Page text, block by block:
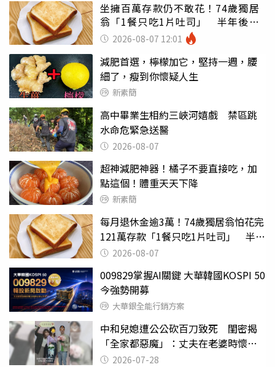
坐擁百萬存款仍不敢花！74歲獨居
翁「1餐只吃1片吐司」 半年後暴
瘦嚇壞女兒
2026-08-07 12:01
減肥首選，檸檬加它，堅持一週，腰
細了，瘦到你懷疑人生
新素簡
高中畢業生相約三峽河嬉戲 禁區跳
水命危緊急送醫
2026-08-07
超神減肥神器！橘子不要直接吃，加
點這個！體重天天下降
新素簡
每月退休金逾3萬！74歲獨居翁怕花完
121萬存款「1餐只吃1片吐司」 半年
後暴瘦嚇壞女兒
2026-08-07
009829掌握AI關鍵 大華韓國KOSPI 50
今強勢開募
大華銀全能行銷方案
中和兒媳遭公公砍百刀致死 閨密揭
「全家都惡魔」：丈夫在老婆時懷孕
摔東西
2026-07-28